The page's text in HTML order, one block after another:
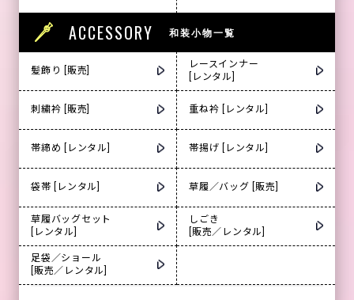
ACCESSORY 和装小物一覧
髪飾り [販売]
レースインナー
[レンタル]
刺繍衿 [販売] 重ね衿 [レンタル]
帯締め [レンタル] 帯揚げ [レンタル]
袋帯 [レンタル] 草履／バッグ [販売]
草履バッグセット
[レンタル]
しごき
[販売／レンタル]
足袋／ショール
[販売／レンタル]